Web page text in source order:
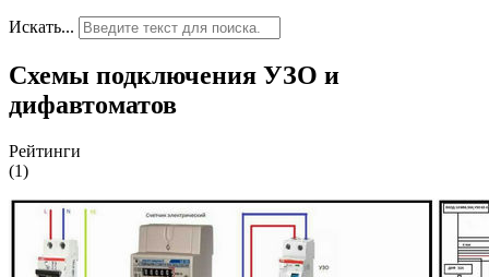
Искать...
Схемы подключения УЗО и
дифавтоматов
Рейтинги
(1)